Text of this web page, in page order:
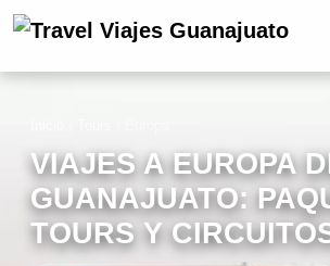
VIAJES A EUROPA
GUANAJUATO:
TOURS Y